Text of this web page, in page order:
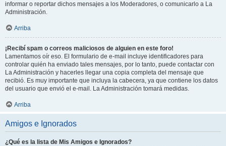
informar o reportar dichos mensajes a los Moderadores, o comunicarlo a La
Administración.
Arriba
¡Recibí spam o correos maliciosos de alguien en este foro!
Lamentamos oír eso. El formulario de e-mail incluye identificadores para
controlar quién ha enviado tales mensajes, por lo tanto, puede contactar con
La Administración y hacerles llegar una copia completa del mensaje que
recibió. Es muy importante que incluya la cabecera, ya que contiene los datos
del usuario que envió el e-mail. La Administración tomará medidas.
Arriba
Amigos e Ignorados
¿Qué es la lista de Mis Amigos e Ignorados?